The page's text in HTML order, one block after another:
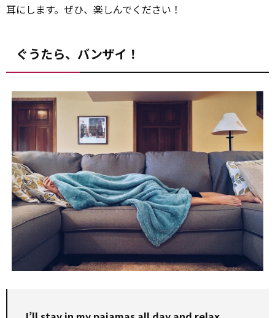
耳にします。ぜひ、楽しんでください！
ぐうたら、バンザイ！